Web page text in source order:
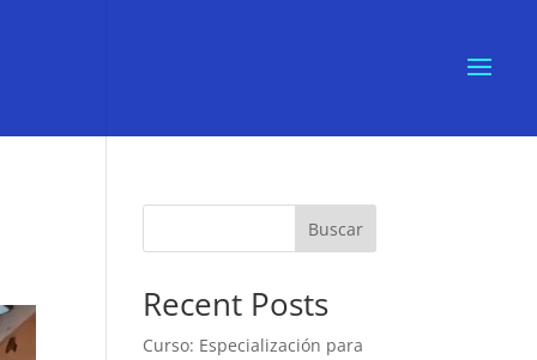
Buscar
Recent Posts
Curso: Especialización para